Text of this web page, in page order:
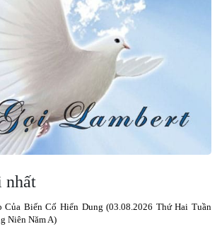
nhất
Của Biến Cố Hiển Dung (03.08.2026 Thứ Hai Tuần
Niên Năm A)